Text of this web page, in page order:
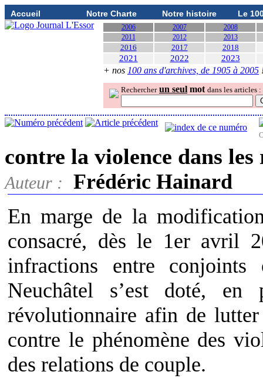
Accueil Notre Charte Notre histoire Le
2006 2007
2008
2011
2012 2013
2016 2017 2018
2021 2022 2023
+ nos 100 ans d'archives, de 1905 à 2005
Rechercher un seul mot dans les articles :
contre la violence dans
Auteur :
Frédéric Hainard
En marge de la
consacré, dès le 1er avril
infractions entre
Neuchâtel s’est doté, en
révolutionnaire afin de
contre le phénomène des
des relations de couple.